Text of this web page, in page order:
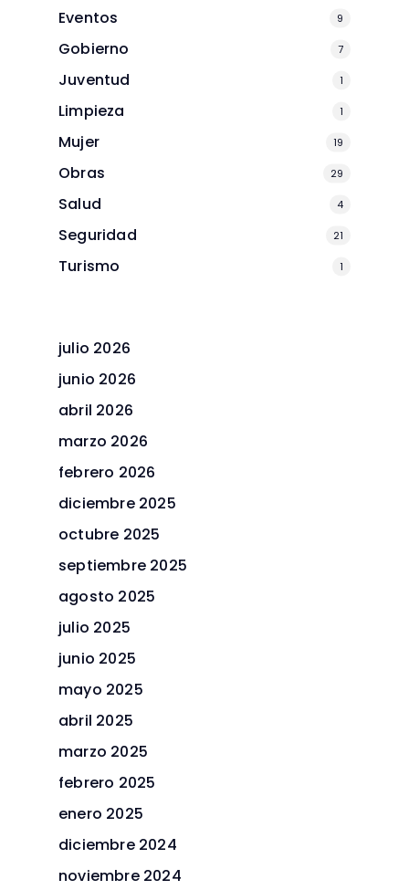
Eventos 9
Gobierno 7
Juventud 1
Limpieza 1
Mujer 19
Obras 29
Salud 4
Seguridad 21
Turismo 1
julio 2026
junio 2026
abril 2026
marzo 2026
febrero 2026
diciembre 2025
octubre 2025
septiembre 2025
agosto 2025
julio 2025
junio 2025
mayo 2025
abril 2025
marzo 2025
febrero 2025
enero 2025
diciembre 2024
noviembre 2024